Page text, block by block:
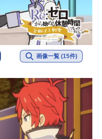
画像一覧 (15件)